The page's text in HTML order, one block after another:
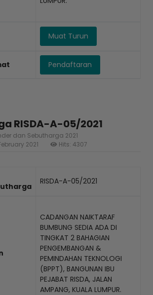
Muat Turun
Pendaftaran
RISDA-A-05/2021
dan Sebutharga 2021
2021
Hits: 4307
RISDA-A-05/2021
CADANGAN NAIKTARAF
BUMBUNG SEDIA ADA DI
TINGKAT 2 BAHAGIAN
PENGEMBANGAN &
PEMINDAHAN TEKNOLOGI
(BPPT), BANGUNAN IBU
PEJABAT RISDA, JALAN
AMPANG, KUALA LUMPUR.